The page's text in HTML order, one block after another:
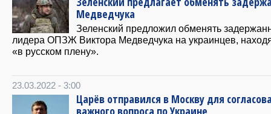
Медведчука
Зеленский предложил обменять
лидера ОПЗЖ Виктора Медведчука на украинцев,
«в русском плену».
23.03.2022 - 3:00
Царёв отправился в Москву для
важного вопроса по Украине